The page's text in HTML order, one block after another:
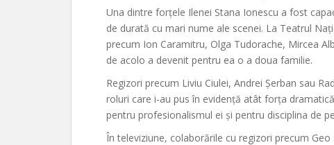
Una dintre forțele Ilenei Stana Ionescu a fost
de durată cu mari nume ale scenei. La Teatrul
precum Ion Caramitru, Olga Tudorache, Mircea
de acolo a devenit pentru ea o a doua familie.
Regizori precum Liviu Ciulei, Andrei Șerban sau
roluri care i-au pus în evidență atât forța
pentru profesionalismul ei și pentru disciplina de
În televiziune, colaborările cu regizori precum